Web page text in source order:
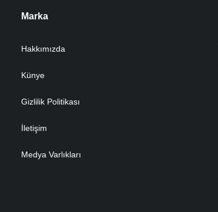
Marka
Hakkımızda
Künye
Gizlilik Politikası
İletişim
Medya Varlıkları